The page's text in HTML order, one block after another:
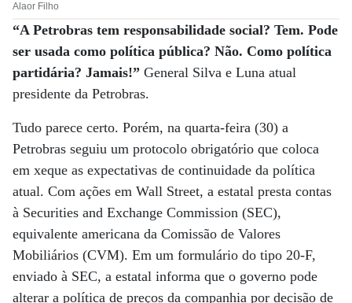
Alaor Filho
“A Petrobras tem responsabilidade social? Tem. Pode
ser usada como política pública? Não. Como política
partidária? Jamais!” General Silva e Luna atual
presidente da Petrobras.
Tudo parece certo. Porém, na quarta-feira (30) a
Petrobras seguiu um protocolo obrigatório que coloca
em xeque as expectativas de continuidade da política
atual. Com ações em Wall Street, a estatal presta contas
à Securities and Exchange Commission (SEC),
equivalente americana da Comissão de Valores
Mobiliários (CVM). Em um formulário do tipo 20-F,
enviado à SEC, a estatal informa que o governo pode
alterar a política de preços da companhia por decisão de